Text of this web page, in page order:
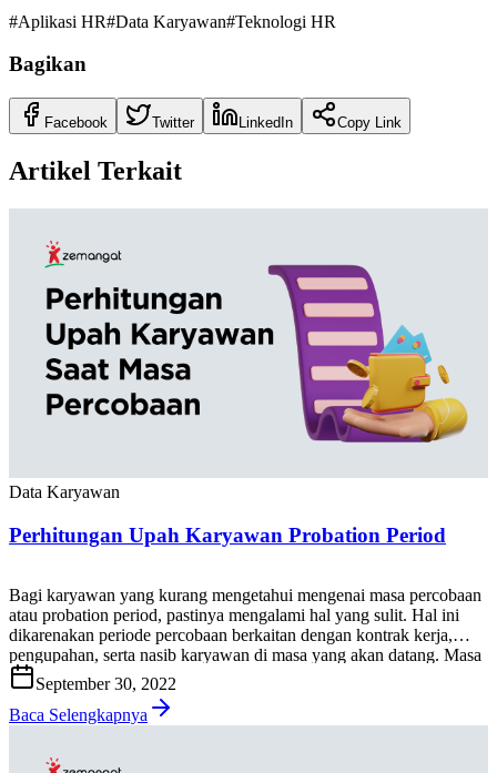
#Aplikasi HR#Data Karyawan#Teknologi HR
Bagikan
Facebook Twitter LinkedIn Copy Link
Artikel Terkait
Data Karyawan
Perhitungan Upah Karyawan Probation Period
Bagi karyawan yang kurang mengetahui mengenai masa percobaan
atau probation period, pastinya mengalami hal yang sulit. Hal ini
dikarenakan periode percobaan berkaitan dengan kontrak kerja,
pengupahan, serta nasib karyawan di masa yang akan datang. Masa
percobaan adalah periode di mana perusahaan melakukan penilaian
terhadap calon karyawan maupun karyawan tetap selama rentang
waktu tertentu. Artikel ini […]
September 30, 2022
Baca Selengkapnya